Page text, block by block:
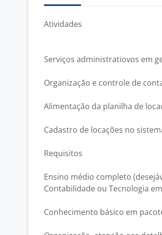
Atividades
Serviços administratiovos em
Organização e controle de
Alimentação da planilha de
Cadastro de locações no
Requisitos
Ensino médio completo
Contabilidade ou Tecnologia
Conhecimento básico em